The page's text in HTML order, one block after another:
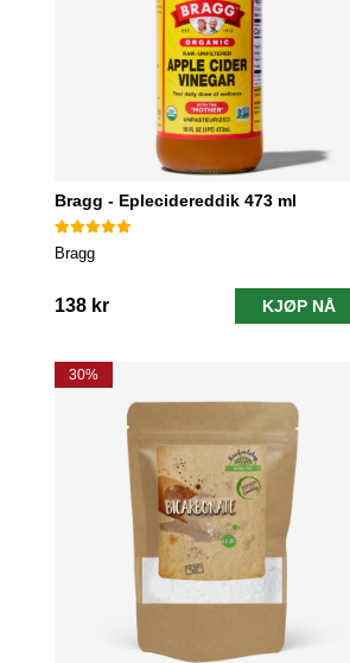
Bragg - Eplecidereddik 473 ml
Bragg
138 kr KJØP NÅ
30%